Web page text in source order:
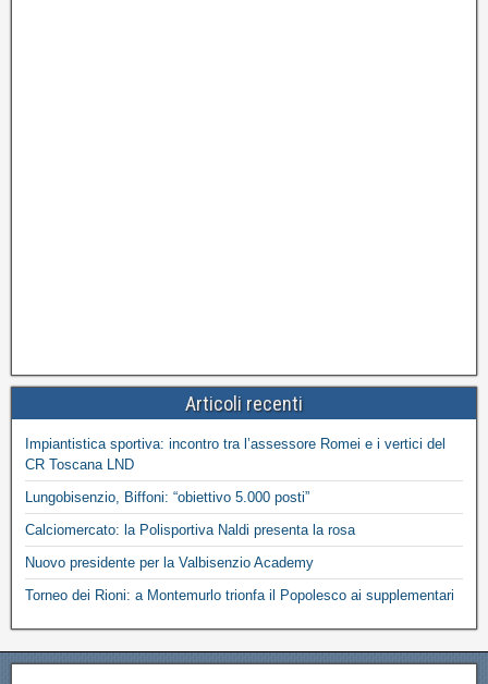
Articoli recenti
Impiantistica sportiva: incontro tra l’assessore Romei e i vertici del
CR Toscana LND
Lungobisenzio, Biffoni: “obiettivo 5.000 posti”
Calciomercato: la Polisportiva Naldi presenta la rosa
Nuovo presidente per la Valbisenzio Academy
Torneo dei Rioni: a Montemurlo trionfa il Popolesco ai supplementari